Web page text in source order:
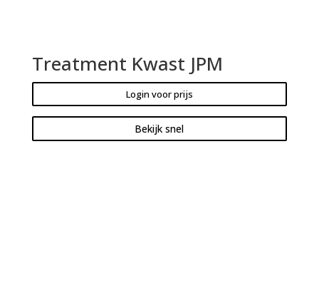
Treatment Kwast JPM
Login voor prijs
Bekijk snel